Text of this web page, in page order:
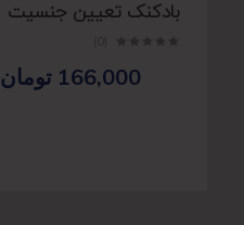
بادکنک تعیین جنسیت
166,000 تومان